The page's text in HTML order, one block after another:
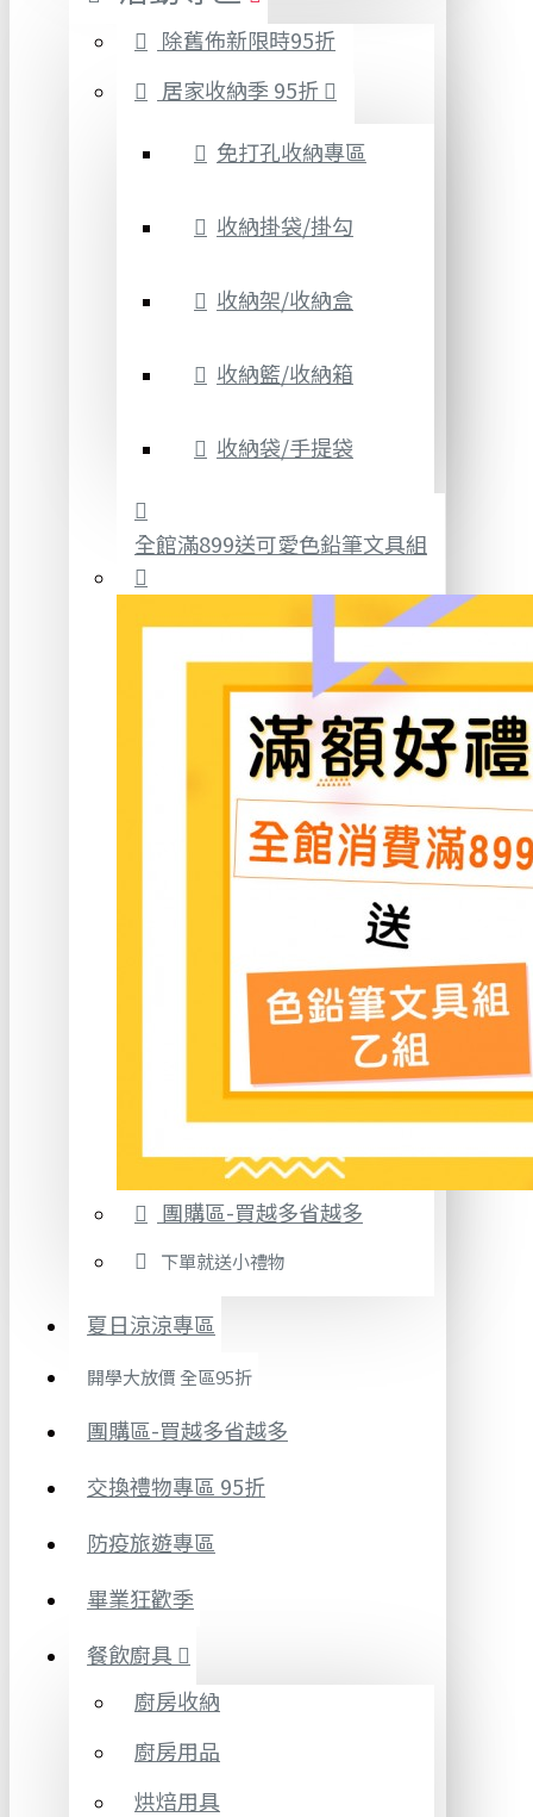
除舊佈新限時95折
居家收納季 95折
免打孔收納專區
收納掛袋/掛勾
收納架/收納盒
收納籃/收納箱
收納袋/手提袋
全館滿899送可愛色鉛筆文具組
團購區-買越多省越多
下單就送小禮物
夏日涼涼專區
開學大放價 全區95折
團購區-買越多省越多
交換禮物專區 95折
防疫旅遊專區
畢業狂歡季
餐飲廚具
廚房收納
廚房用品
烘焙用具